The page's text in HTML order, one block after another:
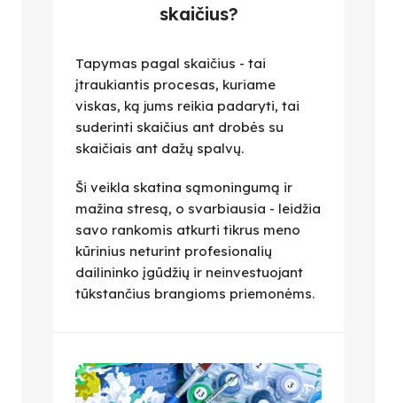
skaičius?
Tapymas pagal skaičius - tai
įtraukiantis procesas, kuriame
viskas, ką jums reikia padaryti, tai
suderinti skaičius ant drobės su
skaičiais ant dažų spalvų.
Ši veikla skatina sąmoningumą ir
mažina stresą, o svarbiausia - leidžia
savo rankomis atkurti tikrus meno
kūrinius neturint profesionalių
dailininko įgūdžių ir neinvestuojant
tūkstančius brangioms priemonėms.